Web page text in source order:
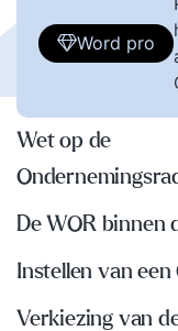
Word pro
Wet op de
De WOR binnen
Instellen van een
Verkiezing van